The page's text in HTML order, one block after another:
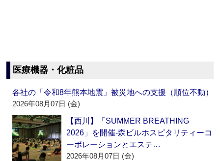
医療機器・化粧品
各社の「令和8年熊本地震」被災地への支援（順位不動）
2026年08月07日 (金)
【西川】「SUMMER BREATHING
2026」を開催‐森ビルホスピタリティーコ
ーポレーションとエステ…
2026年08月07日 (金)